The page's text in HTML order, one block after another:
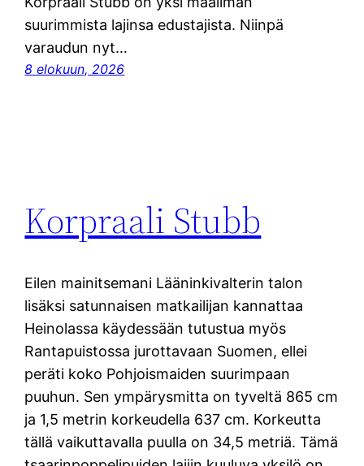
suurimmista lajinsa edustajista. Niinpä
varaudun nyt…
8 elokuun, 2026
Korpraali Stubb
Eilen mainitsemani Lääninkivalterin talon
lisäksi satunnaisen matkailijan kannattaa
Heinolassa käydessään tutustua myös
Rantapuistossa jurottavaan Suomen, ellei
peräti koko Pohjoismaiden suurimpaan
puuhun. Sen ympärysmitta on tyveltä 865 cm
ja 1,5 metrin korkeudella 637 cm. Korkeutta
tällä vaikuttavalla puulla on 34,5 metriä. Tämä